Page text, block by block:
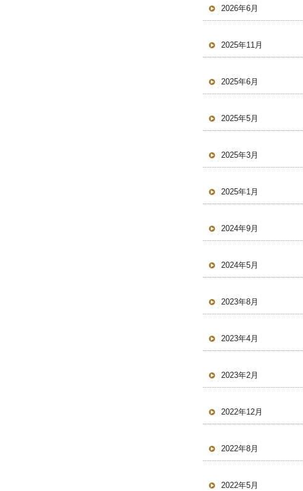
2026年6月
2025年11月
2025年6月
2025年5月
2025年3月
2025年1月
2024年9月
2024年5月
2023年8月
2023年4月
2023年2月
2022年12月
2022年8月
2022年5月